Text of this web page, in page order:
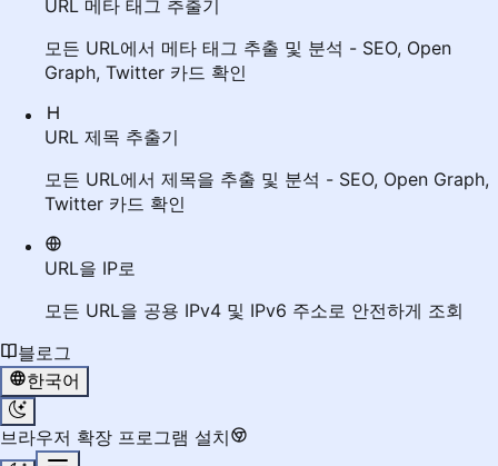
URL 메타 태그 추출기
모든 URL에서 메타 태그 추출 및 분석 - SEO, Open
Graph, Twitter 카드 확인
URL 제목 추출기
모든 URL에서 제목을 추출 및 분석 - SEO, Open Graph,
Twitter 카드 확인
URL을 IP로
모든 URL을 공용 IPv4 및 IPv6 주소로 안전하게 조회
블로그
한국어
브라우저 확장 프로그램 설치